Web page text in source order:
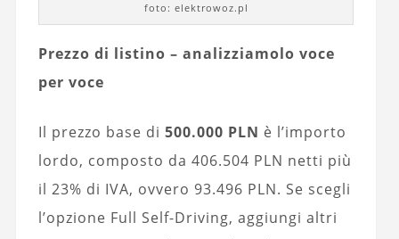
foto: elektrowoz.pl
Prezzo di listino – analizziamolo voce
per voce
Il prezzo base di 500.000 PLN è l’importo
lordo, composto da 406.504 PLN netti più
il 23% di IVA, ovvero 93.496 PLN. Se scegli
l’opzione Full Self-Driving, aggiungi altri